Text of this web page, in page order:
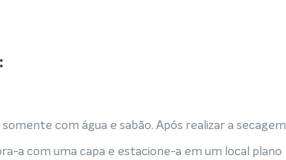
com água e sabão. Após realizar a secagem
a com uma capa e estacione-a em um local plano